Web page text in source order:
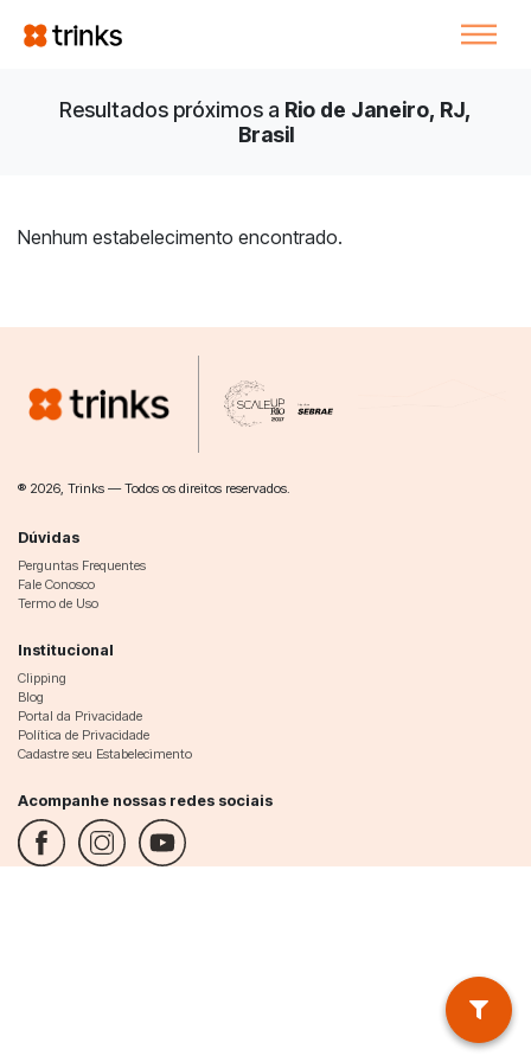
Resultados próximos a Rio de Janeiro, RJ,
Brasil
Nenhum estabelecimento encontrado.
® 2026, Trinks — Todos os direitos reservados.
Dúvidas
Perguntas Frequentes
Fale Conosco
Termo de Uso
Institucional
Clipping
Blog
Portal da Privacidade
Política de Privacidade
Cadastre seu Estabelecimento
Acompanhe nossas redes sociais